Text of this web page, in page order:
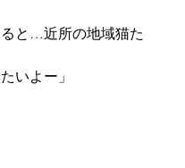
と…近所の地域猫た
いよー」